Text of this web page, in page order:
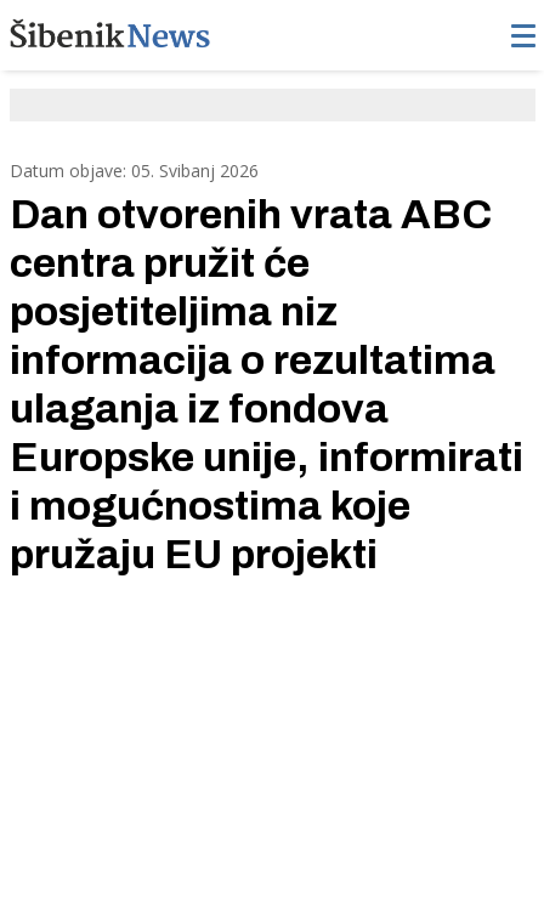
Datum objave: 05. Svibanj 2026
Dan otvorenih vrata ABC
centra pružit će
posjetiteljima niz
informacija o rezultatima
ulaganja iz fondova
Europske unije, informirati
i mogućnostima koje
pružaju EU projekti